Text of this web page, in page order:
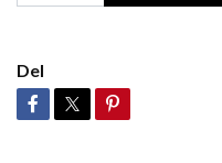
Del